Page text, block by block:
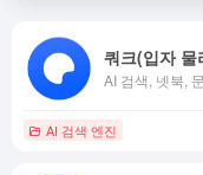
쿼크(입자 물
AI 검색, 넷북,
AI 검색 엔진